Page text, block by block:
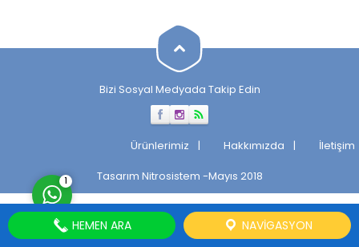
Bizi Sosyal Medyada Takip Edin
Ürünlerimiz Hakkımızda
İletişim
Tasarım Nitrosistem -Mayıs 2018
Cevap Yaz
1
HEMEN ARA NAVIGASYON